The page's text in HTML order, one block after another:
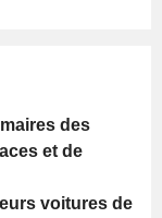
des
et de
voitures de